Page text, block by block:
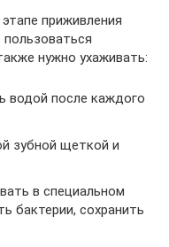
приживления
нужно ухаживать:
водой после каждого
зубной щеткой и
в специальном
бактерии, сохранить